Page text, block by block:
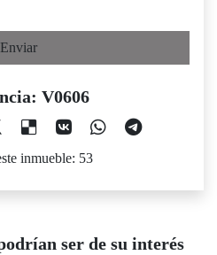
Enviar
V0606
inmueble: 53
ser de su interés